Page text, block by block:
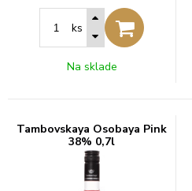
ks
Na sklade
Tambovskaya Osobaya Pink
38% 0,7l